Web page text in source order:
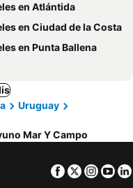
en Atlántida
en Ciudad de la Costa
en Punta Ballena
Uruguay
Mar Y Campo
Facebook
Twitter